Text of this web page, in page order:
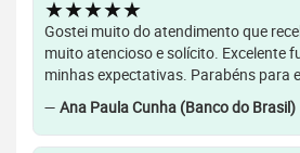
★★★★★
Gostei muito do atendimento que
muito atencioso e solícito. Excelente
minhas expectativas. Parabéns para
— Ana Paula Cunha (Banco do Brasil)